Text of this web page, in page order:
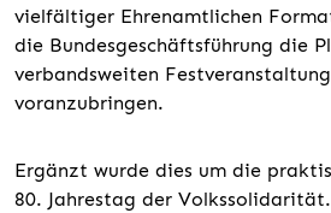
vielfältiger Ehrenamtlichen
die Bundesgeschäftsführung die
verbandsweiten
voranzubringen.
Ergänzt wurde dies um die
80. Jahrestag der